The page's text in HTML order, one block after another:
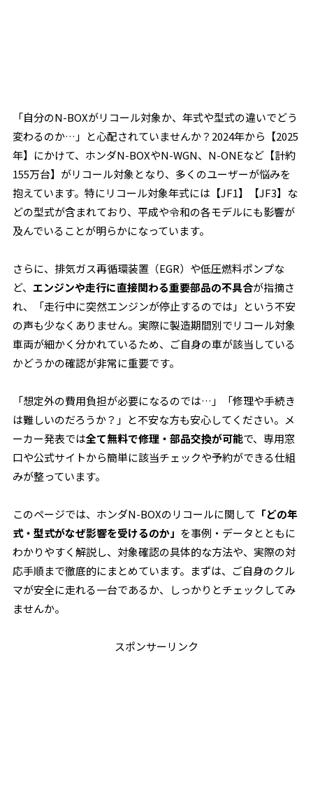
「自分のN-BOXがリコール対象か、年式や型式の違いでどう
変わるのか…」と心配されていませんか？2024年から【2025
年】にかけて、ホンダN-BOXやN-WGN、N-ONEなど【計約
155万台】がリコール対象となり、多くのユーザーが悩みを
抱えています。特にリコール対象年式には【JF1】【JF3】な
どの型式が含まれており、平成や令和の各モデルにも影響が
及んでいることが明らかになっています。
さらに、排気ガス再循環装置（EGR）や低圧燃料ポンプな
ど、エンジンや走行に直接関わる重要部品の不具合が指摘さ
れ、「走行中に突然エンジンが停止するのでは」という不安
の声も少なくありません。実際に製造期間別でリコール対象
車両が細かく分かれているため、ご自身の車が該当している
かどうかの確認が非常に重要です。
「想定外の費用負担が必要になるのでは…」「修理や手続き
は難しいのだろうか？」と不安な方も安心してください。メ
ーカー発表では全て無料で修理・部品交換が可能で、専用窓
口や公式サイトから簡単に該当チェックや予約ができる仕組
みが整っています。
このページでは、ホンダN-BOXのリコールに関して 「どの年
式・型式がなぜ影響を受けるのか」 を事例・データとともに
わかりやすく解説し、対象確認の具体的な方法や、実際の対
応手順まで徹底的にまとめています。まずは、ご自身のクル
マが安全に走れる一台であるか、しっかりとチェックしてみ
ませんか。
スポンサーリンク